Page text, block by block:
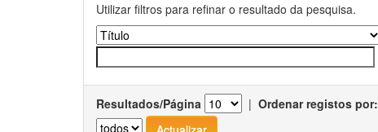
Utilizar filtros para refinar o resultado da pesquisa.
Resultados/Página | Ordenar registos por: